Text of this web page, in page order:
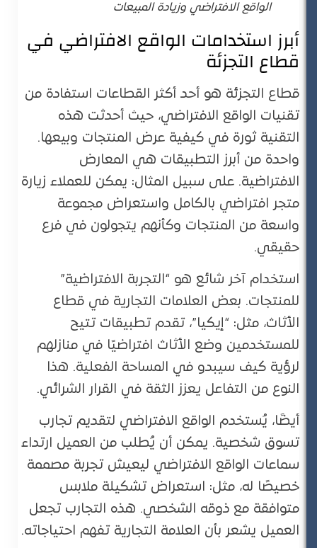
الواقع الافتراضي وزيادة المبيعات
أبرز استخدامات الواقع الافتراضي في
قطاع التجزئة
قطاع التجزئة هو أحد أكثر القطاعات استفادة من
تقنيات الواقع الافتراضي، حيث أحدثت هذه
التقنية ثورة في كيفية عرض المنتجات وبيعها.
واحدة من أبرز التطبيقات هي المعارض
الافتراضية. على سبيل المثال: يمكن للعملاء زيارة
متجر افتراضي بالكامل واستعراض مجموعة
واسعة من المنتجات وكأنهم يتجولون في فرع
حقيقي.
استخدام آخر شائع هو “التجربة الافتراضية”
للمنتجات. بعض العلامات التجارية في قطاع
الأثاث، مثل: “إيكيا”، تقدم تطبيقات تتيح
للمستخدمين وضع الأثاث افتراضيًا في منازلهم
لرؤية كيف سيبدو في المساحة الفعلية. هذا
النوع من التفاعل يعزز الثقة في القرار الشرائي.
أيضًا، يُستخدم الواقع الافتراضي لتقديم تجارب
تسوق شخصية. يمكن أن يُطلب من العميل ارتداء
سماعات الواقع الافتراضي ليعيش تجربة مصممة
خصيصًا له، مثل: استعراض تشكيلة ملابس
متوافقة مع ذوقه الشخصي. هذه التجارب تجعل
العميل يشعر بأن العلامة التجارية تفهم احتياجاته.